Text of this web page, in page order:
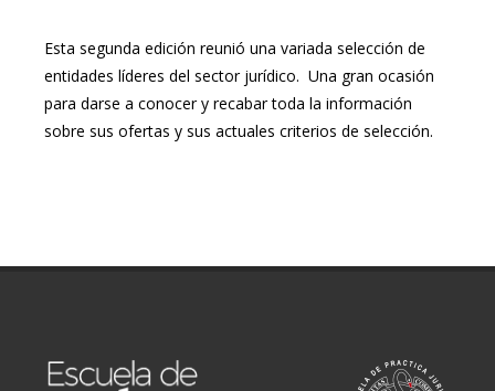
Esta segunda edición reunió una variada selección de
entidades líderes del sector jurídico. Una gran ocasión
para darse a conocer y recabar toda la información
sobre sus ofertas y sus actuales criterios de selección.